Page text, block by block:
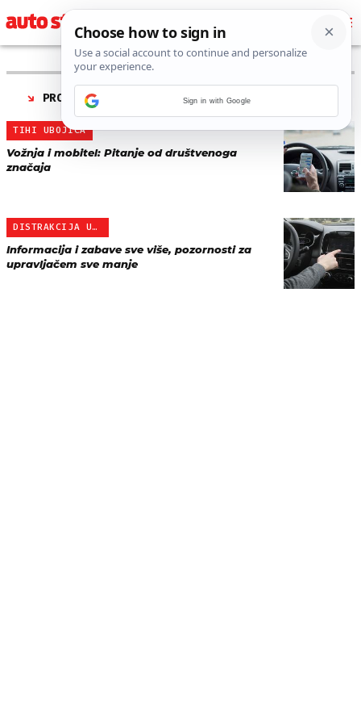
PRONAĐENO 2 REZULTATA ZA TAG “
TIHI UBOJICA
Vožnja i mobitel: Pitanje od društvenoga
značaja
DISTRAKCIJA U PROMETU
Informacija i zabave sve više, pozornosti za
upravljačem sve manje
Sign in with Google